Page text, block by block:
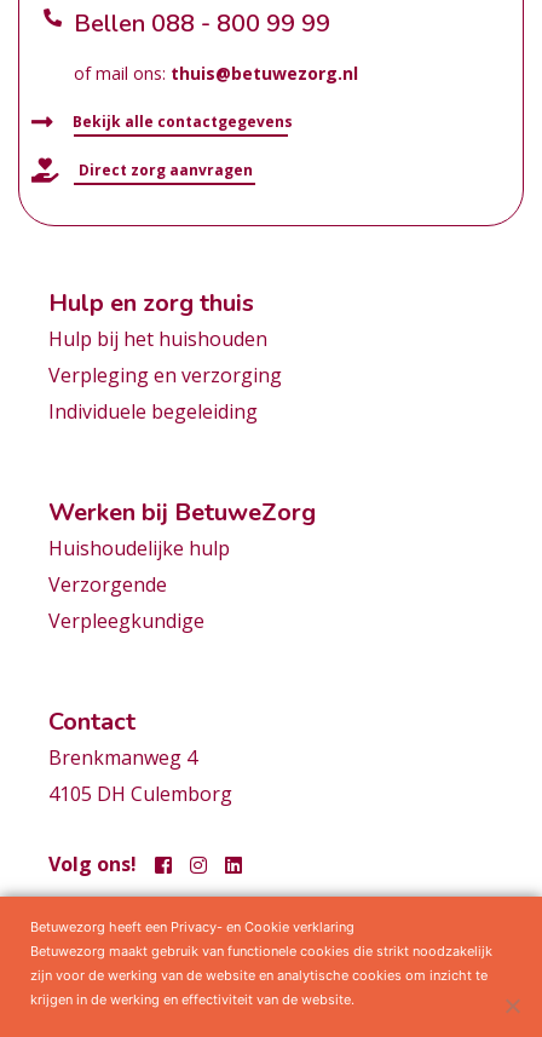
Bellen 088 - 800 99 99
of mail ons: thuis@betuwezorg.nl
Bekijk alle contactgegevens
Direct zorg aanvragen
Hulp en zorg thuis
Hulp bij het huishouden
Verpleging en verzorging
Individuele begeleiding
Werken bij BetuweZorg
Huishoudelijke hulp
Verzorgende
Verpleegkundige
Contact
Brenkmanweg 4
4105 DH Culemborg
Volg ons!
Samenwerkingen Privacy statement Algemene voorwaarden
Betuwezorg heeft een Privacy- en Cookie verklaring
Betuwezorg maakt gebruik van functionele cookies die strikt noodzakelijk
zijn voor de werking van de website en analytische cookies om inzicht te
krijgen in de werking en effectiviteit van de website.